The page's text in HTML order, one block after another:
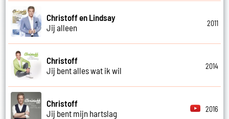
Christoff en Lindsay
Jij alleen
2011
Christoff
Jij bent alles wat ik wil
2014
Christoff
Jij bent mijn hartslag
2016